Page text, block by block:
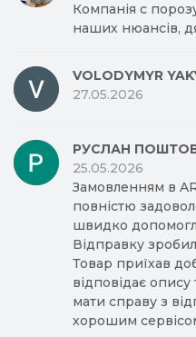
Компанія с
наших нюансів,
VOLODYMYR
27.05.2026
РУСЛАН
25.05.2026
Замовленням в
повністю
швидко
Відправку
Товар приїхав
відповідає
мати справу з
хорошим